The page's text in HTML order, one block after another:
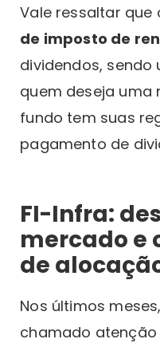
Vale ressaltar que
de imposto de
dividendos,
quem deseja uma
fundo tem suas
pagamento de
FI-Infra:
mercado e
de
Nos últimos
chamado